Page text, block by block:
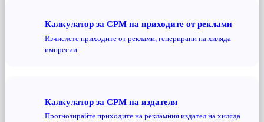
Калкулатор за CPM на приходите от реклами
Изчислете приходите от реклами, генерирани на хиляда
импресии.
Калкулатор за CPM на издателя
Прогнозирайте приходите на рекламния издател на хиляда